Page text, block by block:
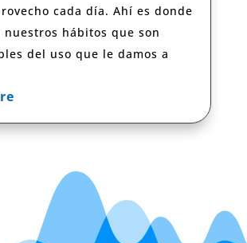
cada día. Ahí es donde
nuestros hábitos que son
del uso que le damos a